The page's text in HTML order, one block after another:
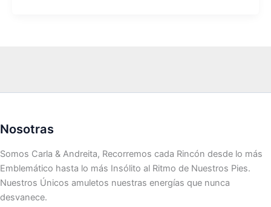
Nosotras
Somos Carla & Andreita, Recorremos cada Rincón desde lo más
Emblemático hasta lo más Insólito al Ritmo de Nuestros Pies.
Nuestros Únicos amuletos nuestras energías que nunca
desvanece.